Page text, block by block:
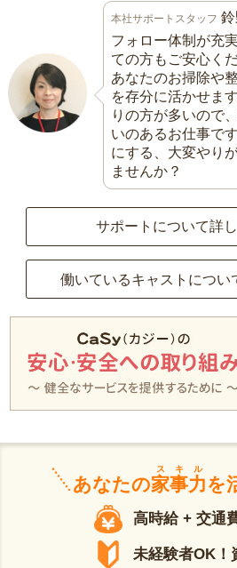
本社サポートスタッフ
フォロー体制が充
ての方もご安心くだ
あなたのお掃除や
を存分に活かせま
りの方が多いので
いのあるお仕事で
にする、大変やり
ませんか？
サポートについて詳
働いているキャストについ
あなたの家事力
スキル
を
高時給 + 交通
未経験者OK！